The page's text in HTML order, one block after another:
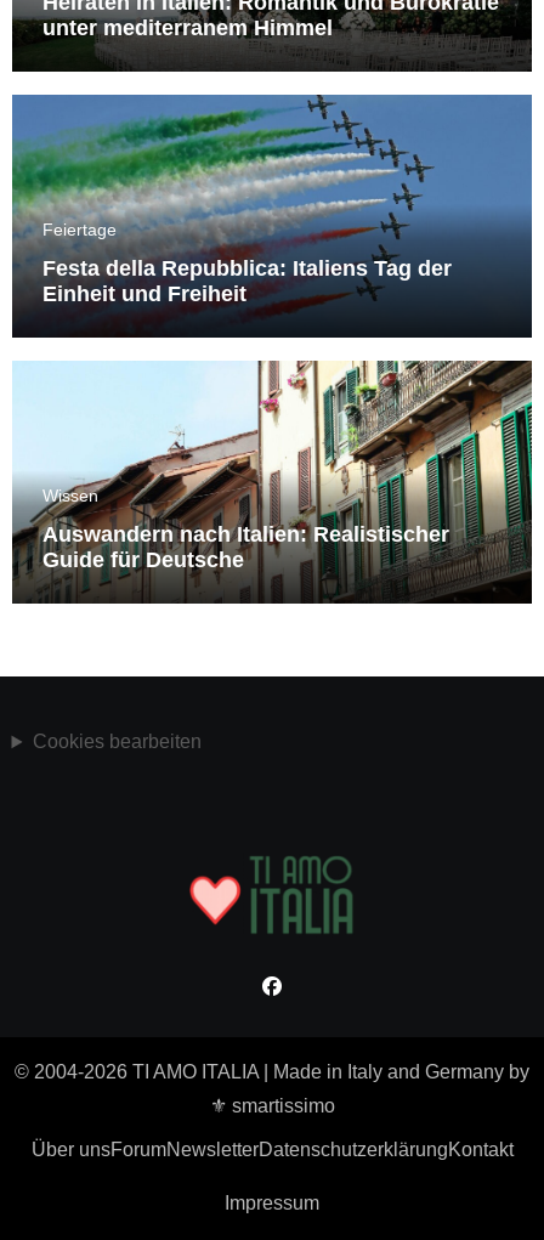
unter mediterranem Himmel
Feiertage
Festa della Repubblica: Italiens Tag der
Einheit und Freiheit
Wissen
Auswandern nach Italien: Realistischer
Guide für Deutsche
Cookies bearbeiten
© 2004-2026 TI AMO ITALIA
Made in Italy and Germany by
⚜ smartissimo
Über unsForumNewsletterDatenschutzerklärungKontakt
Impressum